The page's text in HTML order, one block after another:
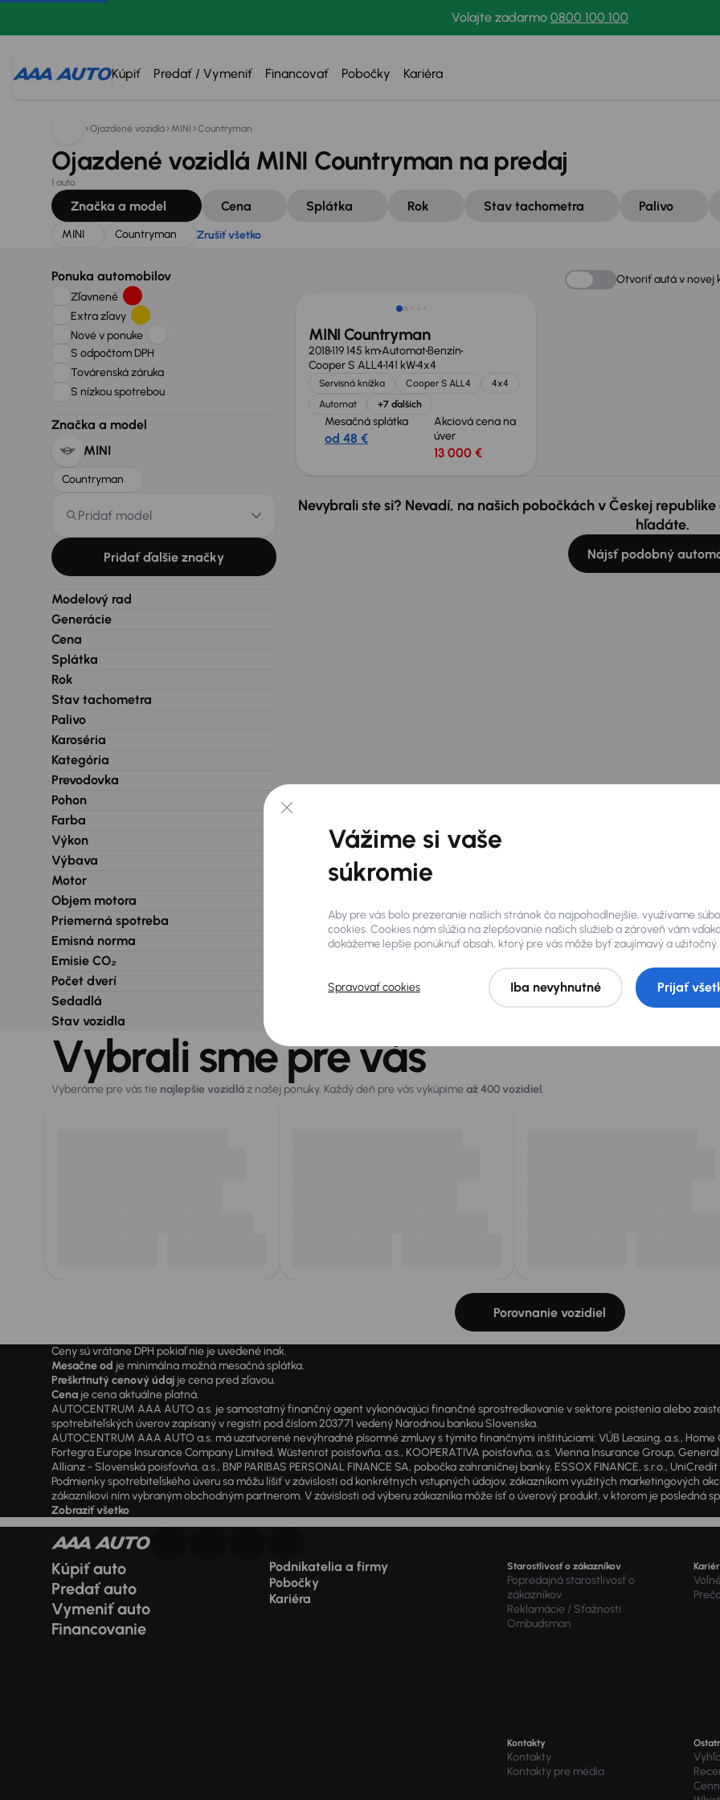
Volajte zadarmo 0800 100 100
Kúpiť Predať / Vymeniť Financovať Pobočky Kariéra
Hľadáte: Zrušiť všetko
Ojazdené vozidlá MINI Countryman
Ojazdené vozidlá MINI Countryman na predaj
1 auto
Značka a model Cena Splátka Rok Stav tachometra Palivo
MINI Countryman Zrušiť všetko
Ponuka automobilov
Zľavnené
Extra zľavy
Nové v ponuke
S odpočtom DPH
Továrenská záruka
S nízkou spotrebou
Značka a model
MINI
Countryman
Pridať model
Pridať ďalšie značky
Modelový rad
Generácie
Cena
Splátka
Rok
Stav tachometra
Palivo
Karoséria
Kategória
Prevodovka
Pohon
Farba
Výkon
Výbava
Motor
Objem motora
Priemerná spotreba
Emisná norma
Emisie CO₂
Počet dverí
Sedadlá
Stav vozidla
Otvoriť autá v novej
MINI Countryman
2018119 145 kmAutomatBenzín
Cooper S ALL4141 kW4x4
Servisná knižka Cooper S ALL4
4x4
Automat
+7 ďalších
Mesačná splátka
od 48 €
Akciová cena na
úver
13 000 €
Nevybrali ste si? Nevadí, na našich pobočkách v Českej
hľadáte.
Nájsť podobný
Vybrali sme pre vás
Vyberáme pre vás tie najlepšie vozidláz našej ponuky. Každý deň pre vás vykúpimeaž 400 vozidiel.
Porovnanie vozidiel
Ceny sú vrátane DPH pokiaľ nie je uvedené inak.
Mesačne od je minimálna možná mesačná splátka.
Preškrtnutý cenový údaj je cena pred zľavou.
Cena je cena aktuálne platná.
AUTOCENTRUM AAA AUTO a.s. je samostatný finančný agent vykonávajúci finančné sprostredkovanie v sektore poistenia alebo
spotrebiteľských úverov zapísaný v registri pod číslom 203771 vedený Národnou bankou Slovenska.
AUTOCENTRUM AAA AUTO a.s. má uzatvorené nevýhradné písomné zmluvy s týmito finančnými inštitúciami: VÚB Leasing, a.s.,
Fortegra Europe Insurance Company Limited, Wüstenrot poisťovňa, a.s., KOOPERATIVA poisťovňa, a.s. Vienna Insurance Group,
Allianz - Slovenská poisťovňa, a.s., BNP PARIBAS PERSONAL FINANCE SA, pobočka zahraničnej banky, ESSOX FINANCE, s.r.o.,
Podmienky spotrebiteľského úveru sa môžu líšiť v závislosti od konkrétnych vstupných údajov, zákazníkom využitých marketingových
zákazníkovi ním vybraným obchodným partnerom. V závislosti od výberu zákazníka môže ísť o úverový produkt, v ktorom je posledná
Zobraziť všetko
Kúpiť auto
Predať auto
Vymeniť auto
Financovanie
Podnikatelia a firmy
Pobočky
Kariéra
Starostlivosť o zákazníkov
Popredajná starostlivosť o
zákazníkov
Reklamácie / Sťažnosti
Ombudsman
Kontakty
Kontakty
Kontakty pre média
Vážime si vaše
súkromie
Aby pre vás bolo prezeranie našich stránok čo najpohodlnejšie, využívame
cookies. Cookies nám slúžia na zlepšovanie našich služieb a zároveň vám
dokážeme lepšie ponúknuť obsah, ktorý pre vás môže byť zaujímavý a užitočný.
Spravovať cookies Iba nevyhnutné Prijať